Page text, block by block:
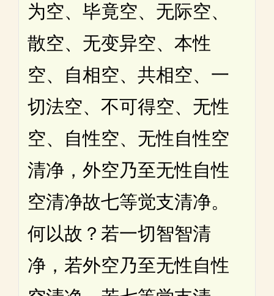
为空、毕竟空、无际空、
散空、无变异空、本性
空、自相空、共相空、一
切法空、不可得空、无性
空、自性空、无性自性空
清净，外空乃至无性自性
空清净故七等觉支清净。
何以故？若一切智智清
净，若外空乃至无性自性